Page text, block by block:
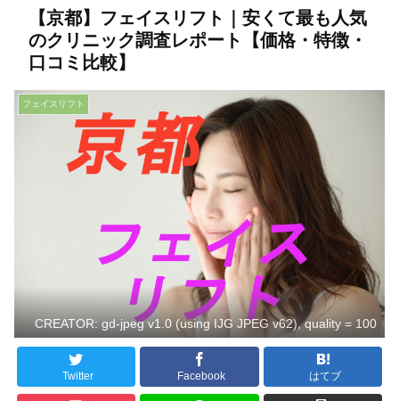
【京都】フェイスリフト｜安くて最も人気
のクリニック調査レポート【価格・特徴・
口コミ比較】
フェイスリフト
CREATOR: gd-jpeg v1.0 (using IJG JPEG v62), quality = 100
Twitter Facebook はてブ